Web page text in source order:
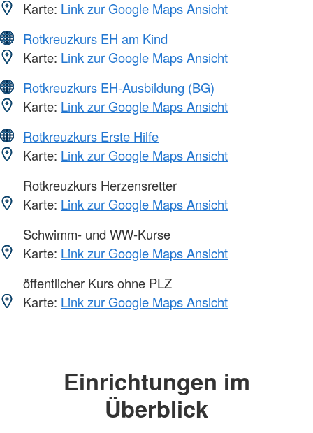
Karte: Link zur Google Maps Ansicht
Rotkreuzkurs EH am Kind
Karte: Link zur Google Maps Ansicht
Rotkreuzkurs EH-Ausbildung (BG)
Karte: Link zur Google Maps Ansicht
Rotkreuzkurs Erste Hilfe
Karte: Link zur Google Maps Ansicht
Rotkreuzkurs Herzensretter
Karte: Link zur Google Maps Ansicht
Schwimm- und WW-Kurse
Karte: Link zur Google Maps Ansicht
öffentlicher Kurs ohne PLZ
Karte: Link zur Google Maps Ansicht
Einrichtungen im
Überblick